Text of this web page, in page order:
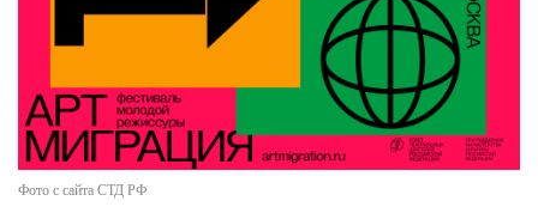
Фото с сайта СТД РФ